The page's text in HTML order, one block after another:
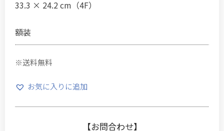
33.3 × 24.2 cm（4F）
額装
※送料無料
お気に入りに追加
【お問合わせ】